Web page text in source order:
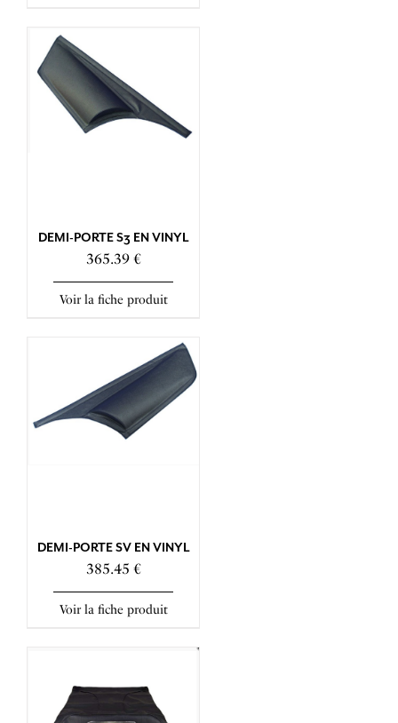
DEMI-PORTE S3 EN VINYL
365.39 €
Voir la fiche produit
DEMI-PORTE SV EN VINYL
385.45 €
Voir la fiche produit